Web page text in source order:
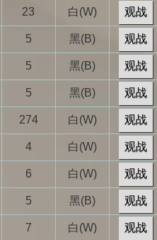
23 白(W) 观战
5 黑(B) 观战
5 黑(B) 观战
5 黑(B) 观战
274 白(W) 观战
4 白(W) 观战
6 白(W) 观战
5 黑(B) 观战
7 白(W) 观战